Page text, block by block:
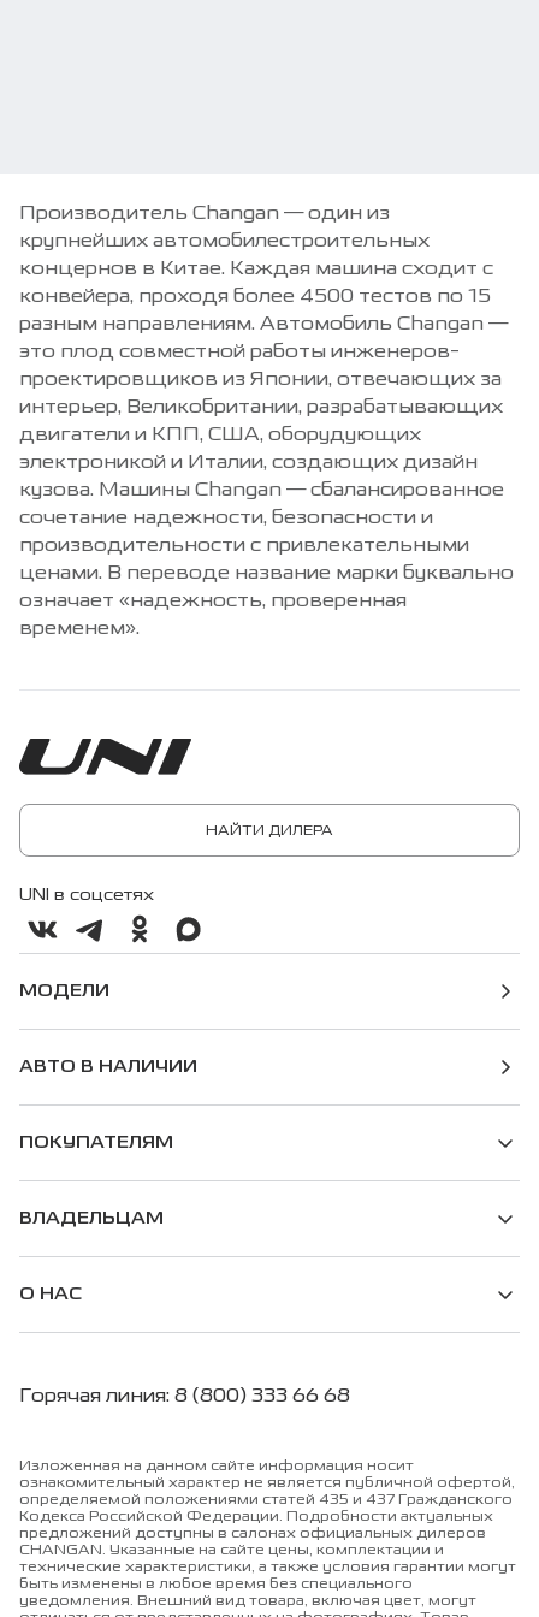
Производитель Changan — один из
крупнейших автомобилестроительных
концернов в Китае. Каждая машина сходит с
конвейера, проходя более 4500 тестов по 15
разным направлениям. Автомобиль Changan —
это плод совместной работы инженеров-
проектировщиков из Японии, отвечающих за
интерьер, Великобритании, разрабатывающих
двигатели и КПП, США, оборудующих
электроникой и Италии, создающих дизайн
кузова. Машины Changan — сбалансированное
сочетание надежности, безопасности и
производительности с привлекательными
ценами. В переводе название марки буквально
означает «надежность, проверенная
временем».
НАЙТИ ДИЛЕРА
UNI в соцсетях
МОДЕЛИ
АВТО В НАЛИЧИИ
ПОКУПАТЕЛЯМ
ВЛАДЕЛЬЦАМ
О НАС
Горячая линия: 8 (800) 333 66 68
Изложенная на данном сайте информация носит
ознакомительный характер не является публичной офертой,
определяемой положениями статей 435 и 437 Гражданского
Кодекса Российской Федерации. Подробности актуальных
предложений доступны в салонах официальных дилеров
CHANGAN. Указанные на сайте цены, комплектации и
технические характеристики, а также условия гарантии могут
быть изменены в любое время без специального
уведомления. Внешний вид товара, включая цвет, могут